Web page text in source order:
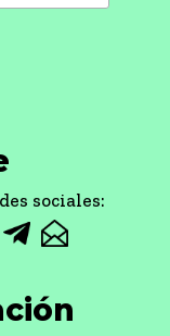
sociales: